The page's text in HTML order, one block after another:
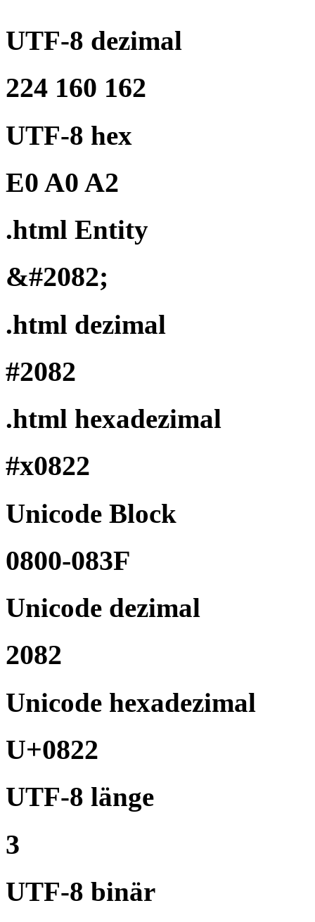
UTF-8 dezimal
224 160 162
UTF-8 hex
E0 A0 A2
.html Entity
&#2082;
.html dezimal
#2082
.html hexadezimal
#x0822
Unicode Block
0800-083F
Unicode dezimal
2082
Unicode hexadezimal
U+0822
UTF-8 länge
3
UTF-8 binär